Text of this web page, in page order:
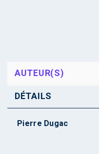
AUTEUR(S)
DÉTAILS
Pierre Dugac